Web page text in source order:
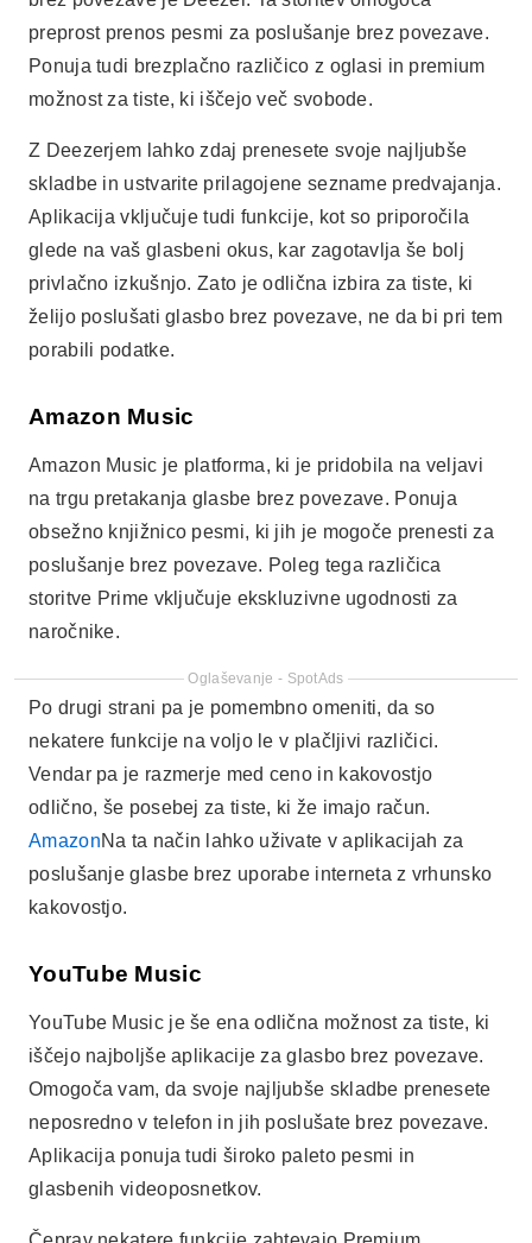
želijo poslušati glasbo brez povezave, ne da bi pri tem
Po drugi strani pa je pomembno omeniti, da so
Vendar pa je razmerje med ceno in kakovostjo
odlično, še posebej za tiste, ki že imajo račun.
AmazonNa ta način lahko uživate v aplikacijah za
poslušanje glasbe brez uporabe interneta z vrhunsko
kakovostjo.
YouTube Music
naročnino, je YouTube Music vsestranska izbira.
Brezplačno lahko prenesete več skladb in ustvarite
prilagojene sezname predvajanja. Zaradi tega je
zanimiva alternativa v niši aplikacij za poslušanje
SoundCloud
Nenazadnje je SoundCloud platforma, ki ponuja